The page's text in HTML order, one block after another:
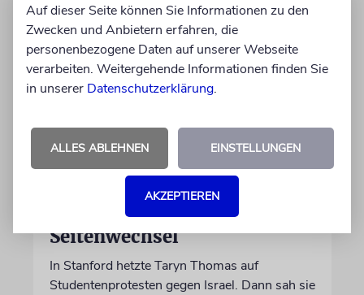
Seitenwechsel
In Stanford hetzte Taryn Thomas auf
Studentenprotesten gegen Israel. Dann sah sie
Auf dieser Seite können Sie Informationen zu den
Zwecken und Anbietern erfahren, die
personenbezogene Daten auf unserer Webseite
verarbeiten. Weitergehende Informationen finden Sie
in unserer Datenschutzerklärung.
ALLES ABLEHNEN EINSTELLUNGEN
AKZEPTIEREN